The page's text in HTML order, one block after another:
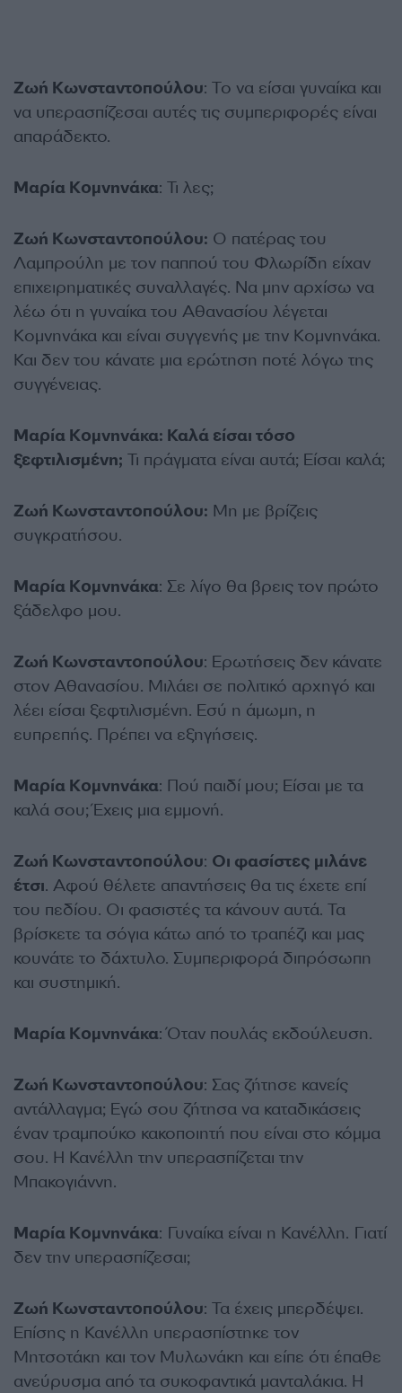
Ζωή Κωνσταντοπούλου: Το να είσαι γυναίκα και
να υπερασπίζεσαι αυτές τις συμπεριφορές είναι
απαράδεκτο.
Μαρία Κομνηνάκα: Τι λες;
Ζωή Κωνσταντοπούλου: Ο πατέρας του
Λαμπρούλη με τον παππού του Φλωρίδη είχαν
επιχειρηματικές συναλλαγές. Να μην αρχίσω να
λέω ότι η γυναίκα του Αθανασίου λέγεται
Κομνηνάκα και είναι συγγενής με την Κομνηνάκα.
Και δεν του κάνατε μια ερώτηση ποτέ λόγω της
συγγένειας.
Μαρία Κομνηνάκα: Καλά είσαι τόσο
ξεφτιλισμένη; Τι πράγματα είναι αυτά; Είσαι καλά;
Ζωή Κωνσταντοπούλου: Μη με βρίζεις
συγκρατήσου.
Μαρία Κομνηνάκα: Σε λίγο θα βρεις τον πρώτο
ξάδελφο μου.
Ζωή Κωνσταντοπούλου: Ερωτήσεις δεν κάνατε
στον Αθανασίου. Μιλάει σε πολιτικό αρχηγό και
λέει είσαι ξεφτιλισμένη. Εσύ η άμωμη, η
ευπρεπής. Πρέπει να εξηγήσεις.
Μαρία Κομνηνάκα: Πού παιδί μου; Είσαι με τα
καλά σου; Έχεις μια εμμονή.
Ζωή Κωνσταντοπούλου: Οι φασίστες μιλάνε
έτσι. Αφού θέλετε απαντήσεις θα τις έχετε επί
του πεδίου. Οι φασιστές τα κάνουν αυτά. Τα
βρίσκετε τα σόγια κάτω από το τραπέζι και μας
κουνάτε το δάχτυλο. Συμπεριφορά διπρόσωπη
και συστημική.
Μαρία Κομνηνάκα: Όταν πουλάς εκδούλευση.
Ζωή Κωνσταντοπούλου: Σας ζήτησε κανείς
αντάλλαγμα; Εγώ σου ζήτησα να καταδικάσεις
έναν τραμπούκο κακοποιητή που είναι στο κόμμα
σου. Η Κανέλλη την υπερασπίζεται την
Μπακογιάννη.
Μαρία Κομνηνάκα: Γυναίκα είναι η Κανέλλη. Γιατί
δεν την υπερασπίζεσαι;
Ζωή Κωνσταντοπούλου: Τα έχεις μπερδέψει.
Επίσης η Κανέλλη υπερασπίστηκε τον
Μητσοτάκη και τον Μυλωνάκη και είπε ότι έπαθε
ανεύρυσμα από τα συκοφαντικά μανταλάκια. Η